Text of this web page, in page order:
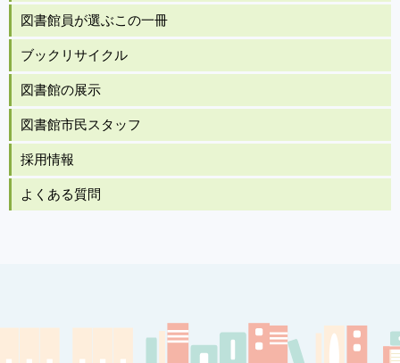
図書館員が選ぶこの一冊
ブックリサイクル
図書館の展示
図書館市民スタッフ
採用情報
よくある質問